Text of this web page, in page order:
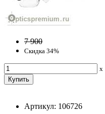
7 900
Скидка 34%
x
Артикул: 106726